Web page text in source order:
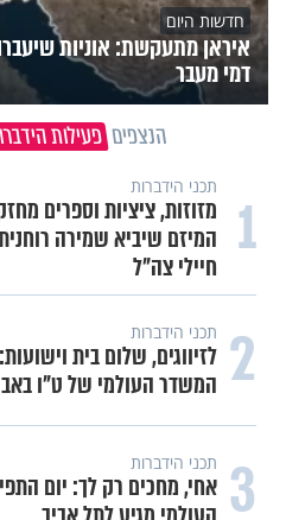
חדשות היום
איראן מתעקשת: אוניות
דמי מעבר
הנצפים פעילות
1 תכני הידברות
מזוזות, ציציות וספרים
המיזם שיביא שמירה
חיילי צה"ל
2 תכני הידברות
לזיווגים, שלום בית וישועות:
המשדר העולמי של ט"ו באב
3 תכני הידברות
אחי, מחכים רק לך: יום